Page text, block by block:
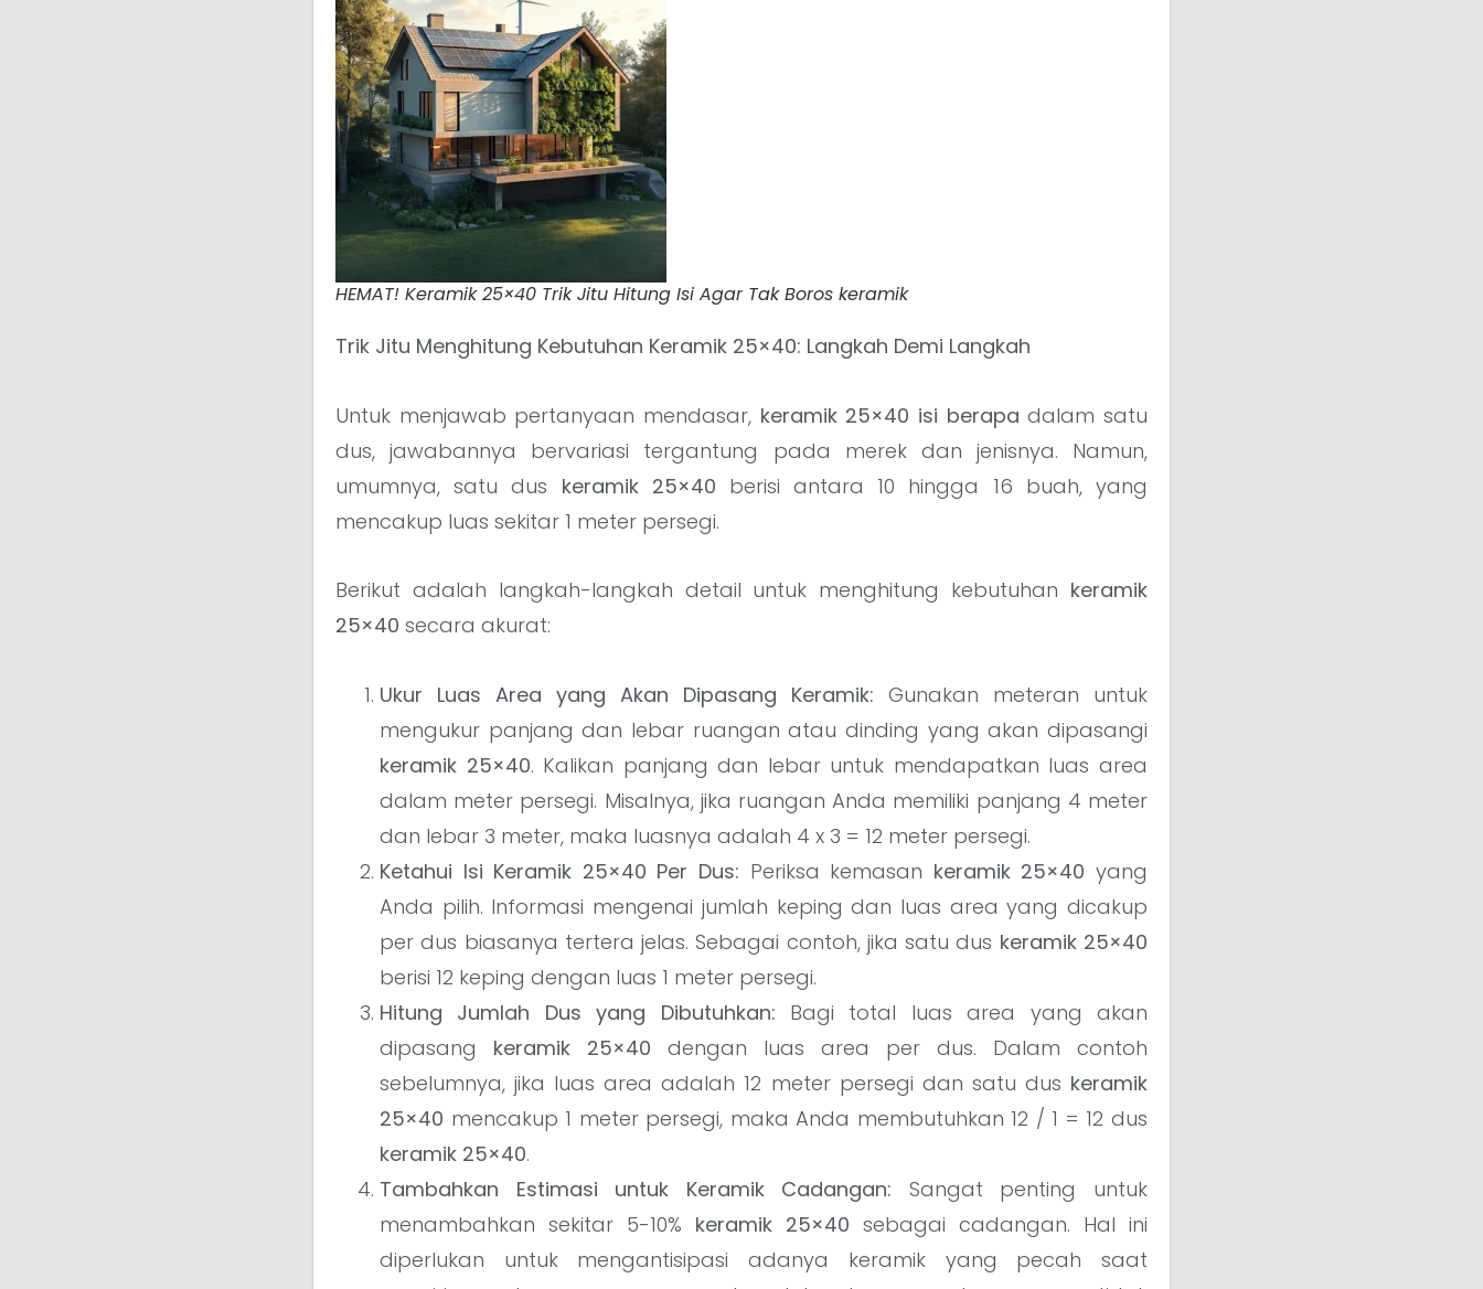
HEMAT! Keramik 25×40 Trik Jitu Hitung Isi Agar Tak Boros keramik
Trik Jitu Menghitung Kebutuhan Keramik 25×40: Langkah Demi Langkah
Untuk menjawab pertanyaan mendasar, keramik 25×40 isi berapa dalam satu
dus, jawabannya bervariasi tergantung pada merek dan jenisnya. Namun,
umumnya, satu dus keramik 25×40 berisi antara 10 hingga 16 buah, yang
mencakup luas sekitar 1 meter persegi.
Berikut adalah langkah-langkah detail untuk menghitung kebutuhan keramik
25×40 secara akurat:
Ukur Luas Area yang Akan Dipasang Keramik: Gunakan meteran untuk
mengukur panjang dan lebar ruangan atau dinding yang akan dipasangi
keramik 25×40. Kalikan panjang dan lebar untuk mendapatkan luas area
dalam meter persegi. Misalnya, jika ruangan Anda memiliki panjang 4 meter
dan lebar 3 meter, maka luasnya adalah 4 x 3 = 12 meter persegi.
Ketahui Isi Keramik 25×40 Per Dus: Periksa kemasan keramik 25×40 yang
Anda pilih. Informasi mengenai jumlah keping dan luas area yang dicakup
per dus biasanya tertera jelas. Sebagai contoh, jika satu dus keramik 25×40
berisi 12 keping dengan luas 1 meter persegi.
Hitung Jumlah Dus yang Dibutuhkan: Bagi total luas area yang akan
dipasang keramik 25×40 dengan luas area per dus. Dalam contoh
sebelumnya, jika luas area adalah 12 meter persegi dan satu dus keramik
25×40 mencakup 1 meter persegi, maka Anda membutuhkan 12 / 1 = 12 dus
keramik 25×40.
Tambahkan Estimasi untuk Keramik Cadangan: Sangat penting untuk
menambahkan sekitar 5-10% keramik 25×40 sebagai cadangan. Hal ini
diperlukan untuk mengantisipasi adanya keramik yang pecah saat